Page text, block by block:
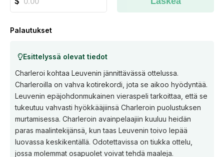
Palautukset
Esittelyssä olevat tiedot
Charleroi kohtaa Leuvenin jännittävässä ottelussa.
Charleroilla on vahva kotirekordi, jota se aikoo hyödyntää.
Leuvenin epäjohdonmukainen vieraspeli tarkoittaa, että se
tukeutuu vahvasti hyökkääjiinsä Charleroin puolustuksen
murtamisessa. Charleroin avainpelaajiin kuuluu heidän
paras maalintekijänsä, kun taas Leuvenin toivo lepää
luovassa keskikentällä. Odotettavissa on tiukka ottelu,
jossa molemmat osapuolet voivat tehdä maaleja.